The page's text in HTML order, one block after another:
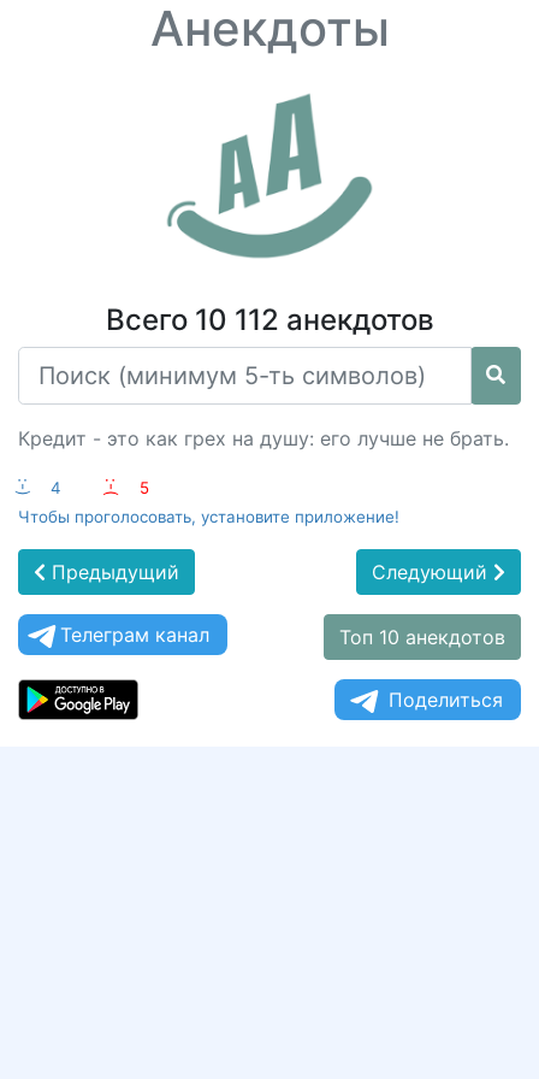
Анекдоты
Всего 10 112 анекдотов
Кредит - это как грех на душу: его лучше не брать.
:-) 4 :-(
5
Чтобы проголосовать, установите приложение!
Предыдущий Следующий
Телеграм канал Топ 10 анекдотов
Поделиться